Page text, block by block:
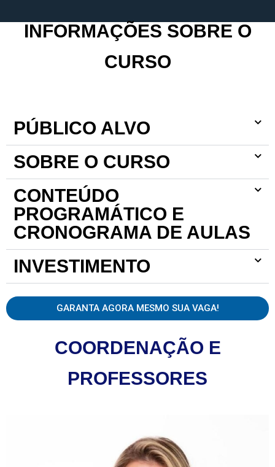
INFORMAÇÕES SOBRE O
CURSO
PÚBLICO ALVO
SOBRE O CURSO
CONTEÚDO
PROGRAMÁTICO E
CRONOGRAMA DE AULAS
INVESTIMENTO
GARANTA AGORA MESMO SUA VAGA!
COORDENAÇÃO E
PROFESSORES